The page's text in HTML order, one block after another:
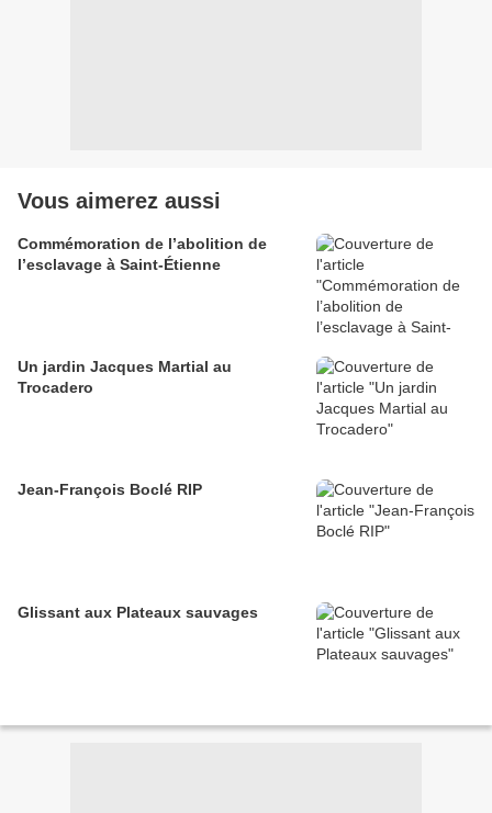
Vous aimerez aussi
Commémoration de l’abolition de
l’esclavage à Saint-Étienne
Un jardin Jacques Martial au
Trocadero
Jean-François Boclé RIP
Glissant aux Plateaux sauvages